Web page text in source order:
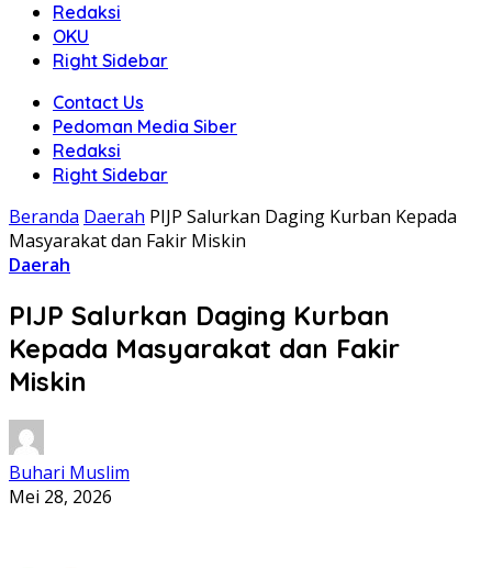
Redaksi
OKU
Right Sidebar
Contact Us
Pedoman Media Siber
Redaksi
Right Sidebar
Beranda Daerah PIJP Salurkan Daging Kurban Kepada
Masyarakat dan Fakir Miskin
Daerah
PIJP Salurkan Daging Kurban
Kepada Masyarakat dan Fakir
Miskin
Buhari Muslim
Mei 28, 2026